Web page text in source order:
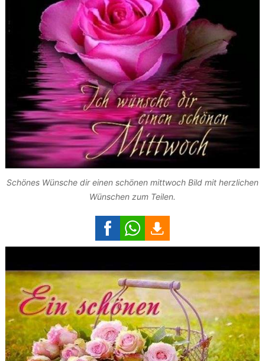
Schönes Wünsche dir einen schönen mittwoch Bild mit herzlichen
Wünschen zum Teilen.